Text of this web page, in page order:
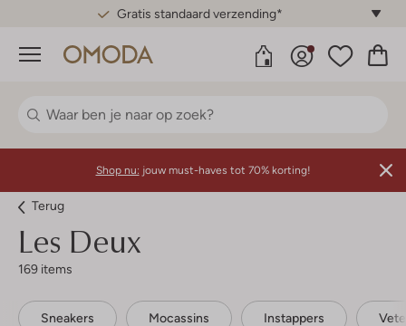
Gratis standaard verzending*
Menu
Shop nu: jouw must-haves tot 70% korting!
Terug
Les Deux
169 items
Sneakers Mocassins Instappers